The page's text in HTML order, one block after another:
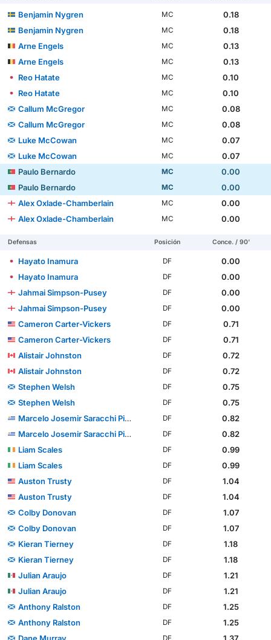
Benjamin Nygren MC
0.18
Benjamin Nygren
MC
0.18
Arne Engels
MC
0.13
Arne Engels
MC
0.13
Reo Hatate
MC
0.10
Reo Hatate
MC
0.10
Callum McGregor
MC
0.08
Callum McGregor
MC
0.08
Luke McCowan
MC
0.07
Luke McCowan
MC
0.07
Paulo Bernardo
MC
0.00
Paulo Bernardo
MC
0.00
Alex Oxlade-Chamberlain
MC
0.00
Alex Oxlade-Chamberlain
MC 0.00
Defensas Posición Conce. / 90'
Hayato Inamura DF
0.00
Hayato Inamura
DF
0.00
Jahmai Simpson-Pusey
DF
0.00
Jahmai Simpson-Pusey
DF
0.00
Cameron Carter-Vickers
DF
0.71
Cameron Carter-Vickers
DF
0.71
Alistair Johnston
DF
0.72
Alistair Johnston
DF
0.72
Stephen Welsh
DF
0.75
Stephen Welsh
DF
0.75
Marcelo Josemir Saracchi Pintos
DF
0.82
Marcelo Josemir Saracchi Pintos
DF
0.82
Liam Scales
DF
0.99
Liam Scales
DF
0.99
Auston Trusty
DF
1.04
Auston Trusty
DF
1.04
Colby Donovan
DF
1.07
Colby Donovan
DF
1.07
Kieran Tierney
DF
1.18
Kieran Tierney
DF
1.18
Julian Araujo
DF
1.21
Julian Araujo
DF
1.21
Anthony Ralston
DF
1.25
Anthony Ralston
DF
1.25
DF